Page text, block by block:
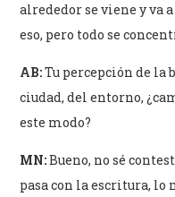
alrededor se viene y va
eso, pero todo se
AB:Tu percepción de la
ciudad, del entorno,
este modo?
MN:Bueno, no sé
pasa con la escritura, lo